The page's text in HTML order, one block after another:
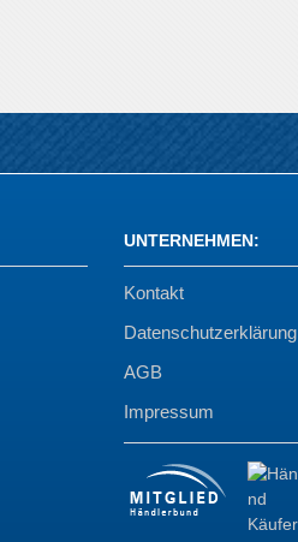
UNTERNEHMEN:
Kontakt
Datenschutzerklärung
AGB
Impressum